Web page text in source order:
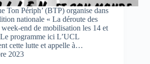
Ton Périph’ (BTP) organise dans
nationale « La déroute des
end de mobilisation les 14 et
programme ici L’UCL
cette lutte et appelle à…
2023